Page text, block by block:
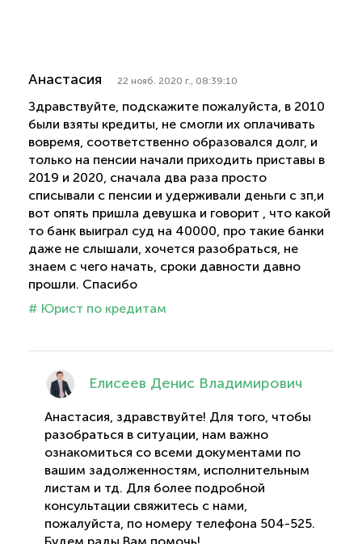
Анастасия 22 нояб. 2020 г., 08:39:10
Здравствуйте, подскажите пожалуйста, в 2010
были взяты кредиты, не смогли их оплачивать
вовремя, соответственно образовался долг, и
только на пенсии начали приходить приставы в
2019 и 2020, сначала два раза просто
списывали с пенсии и удерживали деньги с зп,и
вот опять пришла девушка и говорит , что какой
то банк выиграл суд на 40000, про такие банки
даже не слышали, хочется разобраться, не
знаем с чего начать, сроки давности давно
прошли. Спасибо
# Юрист по кредитам
Елисеев Денис Владимирович
Анастасия, здравствуйте! Для того, чтобы
разобраться в ситуации, нам важно
ознакомиться со всеми документами по
вашим задолженностям, исполнительным
листам и тд. Для более подробной
консультации свяжитесь с нами,
пожалуйста, по номеру телефона 504-525.